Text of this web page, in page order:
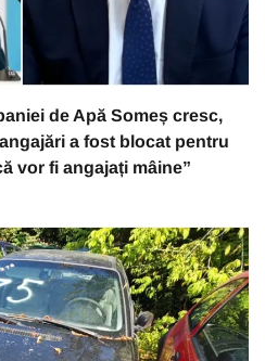
de Apă Someș cresc,
a fost blocat pentru
vor fi angajați mâine”